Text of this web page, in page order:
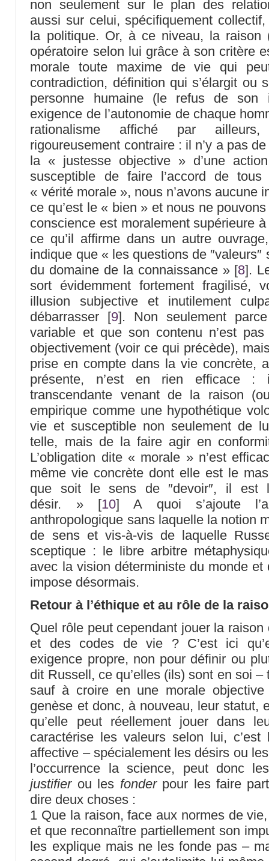
non seulement sur le plan des
aussi sur celui, spécifiquement
la politique. Or, à ce niveau, la raison
opératoire selon lui grâce à son critère
morale toute maxime de vie qui
contradiction, définition qui s’élargit ou
personne humaine (le refus de son
exigence de l’autonomie de chaque
rationalisme affiché par
rigoureusement contraire : il n’y a pas
la « justesse objective » d’une
susceptible de faire l’accord de
« vérité morale », nous n’avons aucune
ce qu’est le « bien » et nous ne
conscience est moralement supérieure
ce qu’il affirme dans un autre
indique que « les questions de
du domaine de la connaissance »[8].
sort évidemment fortement fragilisé,
illusion subjective et inutilement
débarrasser [9]. Non seulement
variable et que son contenu n’est pas
objectivement (voir ce qui précède),
prise en compte dans la vie concrète,
présente, n’est en rien efficace :
transcendante venant de la raison
empirique comme une hypothétique
vie et susceptible non seulement de
telle, mais de la faire agir en
L’obligation dite « morale » n’est
même vie concrète dont elle est le
que soit le sens de ″devoir″, il
désir. »[10] A quoi s’ajoute
anthropologique sans laquelle la notion
de sens et vis-à-vis de laquelle
sceptique : le libre arbitre
avec la vision déterministe du monde et
impose désormais.
Retour à l’éthique et au rôle de la
Quel rôle peut cependant jouer la
et des codes de vie ? C’est ici
exigence propre, non pour définir ou
dit Russell, ce qu’elles (ils) sont en soi –
sauf à croire en une morale
genèse et donc, à nouveau, leur statut,
qu’elle peut réellement jouer dans
caractérise les valeurs selon lui,
affective – spécialement les désirs ou
l’occurrence la science, peut donc
justifierou les fonderpour les faire
dire deux choses :
1 Que la raison, face aux normes de
et que reconnaître partiellement son
les explique mais ne les fonde pas –